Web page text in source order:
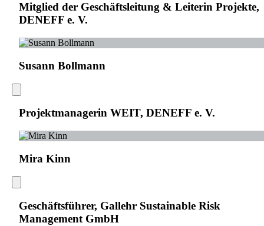
Mitglied der Geschäftsleitung & Leiterin Projekte,
DENEFF e. V.
Susann Bollmann
Projektmanagerin WEIT, DENEFF e. V.
Mira Kinn
Geschäftsführer, Gallehr Sustainable Risk
Management GmbH